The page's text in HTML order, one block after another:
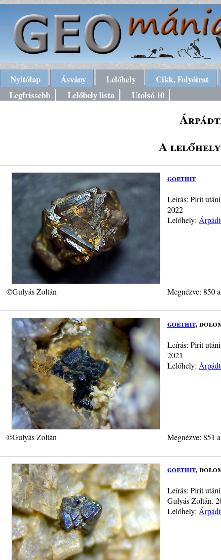
Nyitólap Ásvány Lelőhely
Cikk, Folyóirat
Legfrissebb
Lelőhely lista Utolsó 10
A lelőhely
goethit
Leírás: Pirit
2022
Lelőhely:
©Gulyás Zoltán Megnézve: 850
goethit,
Leírás: Pirit
2021
Lelőhely:
©Gulyás Zoltán Megnézve: 851
goethit,
Leírás: Pirit
Gulyás Zoltán.
Lelőhely: